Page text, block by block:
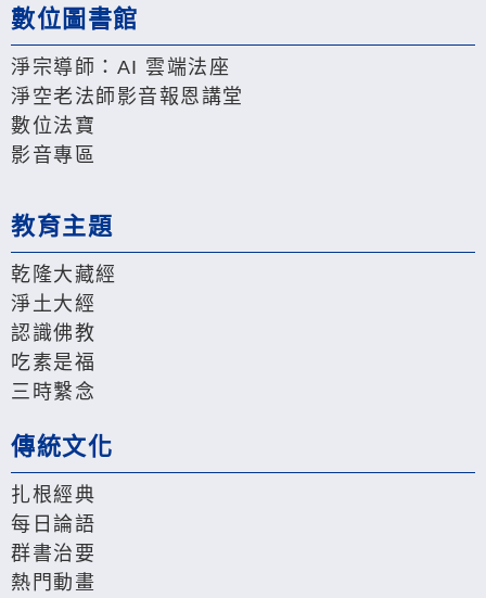
數位圖書館
淨宗導師：AI 雲端法座
淨空老法師影音報恩講堂
數位法寶
影音專區
教育主題
乾隆大藏經
淨土大經
認識佛教
吃素是福
三時繫念
傳統文化
扎根經典
每日論語
群書治要
熱門動畫